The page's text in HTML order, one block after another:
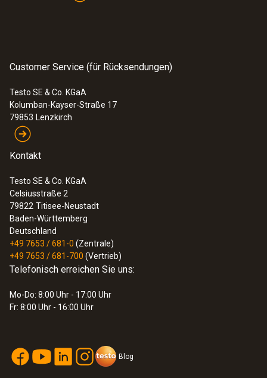
Customer Service (für Rücksendungen)
Testo SE & Co. KGaA
Kolumban-Kayser-Straße 17
79853 Lenzkirch
Kontakt
Testo SE & Co. KGaA
Celsiusstraße 2
79822 Titisee-Neustadt
Baden-Württemberg
Deutschland
+49 7653 / 681-0 (Zentrale)
+49 7653 / 681-700 (Vertrieb)
Telefonisch erreichen Sie uns:
Mo-Do: 8:00 Uhr - 17:00 Uhr
Fr: 8:00 Uhr - 16:00 Uhr
Blog